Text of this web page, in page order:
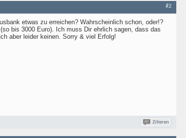
#2
etwas zu erreichen? Wahrscheinlich schon, oder!?
bis 3000 Euro). Ich muss Dir ehrlich sagen, dass das
aber leider keinen. Sorry & viel Erfolg!
Zitieren